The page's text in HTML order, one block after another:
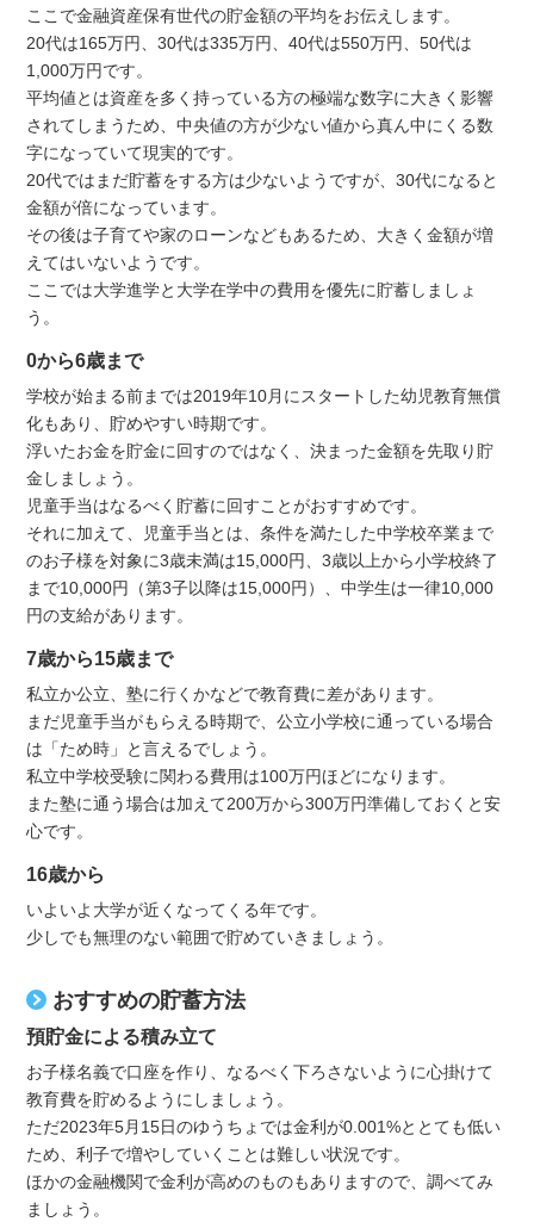
ここで金融資産保有世代の貯金額の平均をお伝えします。
20代は165万円、30代は335万円、40代は550万円、50代は
1,000万円です。
平均値とは資産を多く持っている方の極端な数字に大きく影響
されてしまうため、中央値の方が少ない値から真ん中にくる数
字になっていて現実的です。
20代ではまだ貯蓄をする方は少ないようですが、30代になると
金額が倍になっています。
その後は子育てや家のローンなどもあるため、大きく金額が増
えてはいないようです。
ここでは大学進学と大学在学中の費用を優先に貯蓄しましょ
う。
0から6歳まで
学校が始まる前までは2019年10月にスタートした幼児教育無償
化もあり、貯めやすい時期です。
浮いたお金を貯金に回すのではなく、決まった金額を先取り貯
金しましょう。
児童手当はなるべく貯蓄に回すことがおすすめです。
それに加えて、児童手当とは、条件を満たした中学校卒業まで
のお子様を対象に3歳未満は15,000円、3歳以上から小学校終了
まで10,000円（第3子以降は15,000円）、中学生は一律10,000
円の支給があります。
7歳から15歳まで
私立か公立、塾に行くかなどで教育費に差があります。
まだ児童手当がもらえる時期で、公立小学校に通っている場合
は「ため時」と言えるでしょう。
私立中学校受験に関わる費用は100万円ほどになります。
また塾に通う場合は加えて200万から300万円準備しておくと安
心です。
16歳から
いよいよ大学が近くなってくる年です。
少しでも無理のない範囲で貯めていきましょう。
おすすめの貯蓄方法
預貯金による積み立て
お子様名義で口座を作り、なるべく下ろさないように心掛けて
教育費を貯めるようにしましょう。
ただ2023年5月15日のゆうちょでは金利が0.001%ととても低い
ため、利子で増やしていくことは難しい状況です。
ほかの金融機関で金利が高めのものもありますので、調べてみ
ましょう。